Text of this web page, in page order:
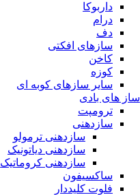
داربوکا
درام
دف
سازهای افکتی
کاخن
کوزه
سایر سازهای کوبه ای
ساز های بادی
ترومپت
سازدهنی
سازدهنی ترمولو
سازدهنی دیاتونیک
سازدهنی کروماتیک
ساکسیفون
فلوت کلیددار